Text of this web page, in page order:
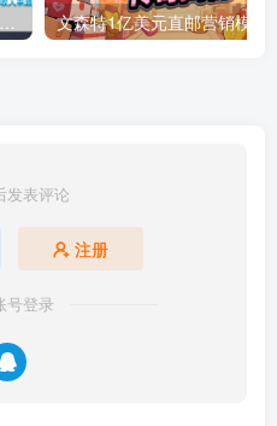
商业模式画布，九大模块，提供下载
发表评论
注册
号登录